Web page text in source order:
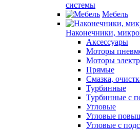
системы
Мебель
Наконечники,
Аксессуары
Моторы
Моторы
Прямые
Смазка,
Турбинные
Турбинные с
Угловые
Угловые
Угловые с